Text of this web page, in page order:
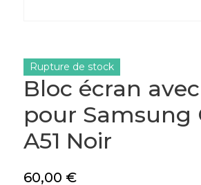
Bloc écran
pour Samsung
A51 Noir
60,00 €
Rupture de stock